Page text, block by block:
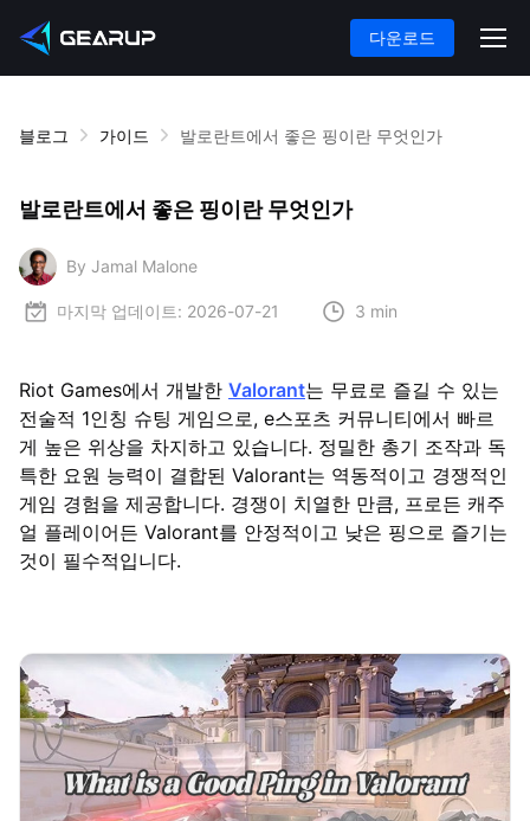
다운로드
블로그 가이드 발로란트에서 좋은 핑이란 무엇인가
발로란트에서 좋은 핑이란 무엇인가
By Jamal Malone
마지막 업데이트: 2026-07-21 3 min
Riot Games에서 개발한 Valorant는 무료로 즐길 수 있는
전술적 1인칭 슈팅 게임으로, e스포츠 커뮤니티에서 빠르
게 높은 위상을 차지하고 있습니다. 정밀한 총기 조작과 독
특한 요원 능력이 결합된 Valorant는 역동적이고 경쟁적인
게임 경험을 제공합니다. 경쟁이 치열한 만큼, 프로든 캐주
얼 플레이어든 Valorant를 안정적이고 낮은 핑으로 즐기는
것이 필수적입니다.